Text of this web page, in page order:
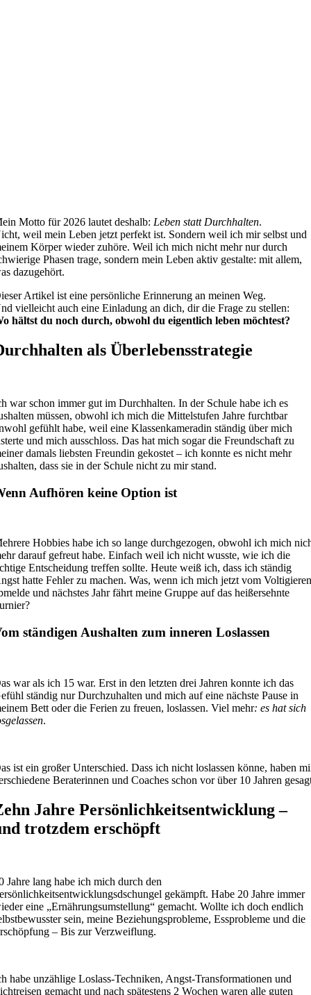
Motto für 2026 lautet deshalb: Leben statt Durchhalten.
weil mein Leben jetzt perfekt ist. Sondern weil ich mir selbst und
Körper wieder zuhöre. Weil ich mich nicht mehr nur durch
Phasen trage, sondern mein Leben aktiv gestalte: mit allem,
dazugehört.
Artikel ist eine persönliche Erinnerung an meinen Weg.
vielleicht auch eine Einladung an dich, dir die Frage zu stellen:
hältst du noch durch, obwohl du eigentlich leben möchtest?
als Überlebensstrategie
war schon immer gut im Durchhalten. In der Schule habe ich es
müssen, obwohl ich mich die Mittelstufen Jahre furchtbar
gefühlt habe, weil eine Klassenkameradin ständig über mich
und mich ausschloss. Das hat mich sogar die Freundschaft zu
damals liebsten Freundin gekostet – ich konnte es nicht mehr
dass sie in der Schule nicht zu mir stand.
Aufhören keine Option ist
Hobbies habe ich so lange durchgezogen, obwohl ich mich
darauf gefreut habe. Einfach weil ich nicht wusste, wie ich die
Entscheidung treffen sollte. Heute weiß ich, dass ich ständig
hatte Fehler zu machen. Was, wenn ich mich jetzt vom
und nächstes Jahr fährt meine Gruppe auf das heißersehnte
ständigen Aushalten zum inneren Loslassen
war als ich 15 war. Erst in den letzten drei Jahren konnte ich das
ständig nur Durchzuhalten und mich auf eine nächste Pause in
Bett oder die Ferien zu freuen, loslassen. Viel mehr: es hat sich
.
ist ein großer Unterschied. Dass ich nicht loslassen könne, haben
Beraterinnen und Coaches schon vor über 10 Jahren
Jahre Persönlichkeitsentwicklung –
trotzdem erschöpft
Jahre lang habe ich mich durch den
gekämpft. Habe 20 Jahre immer
eine „Ernährungsumstellung“ gemacht. Wollte ich doch endlich
sein, meine Beziehungsprobleme, Essprobleme und die
– Bis zur Verzweiflung.
habe unzählige Loslass-Techniken, Angst-Transformationen und
gemacht und nach spätestens 2 Wochen waren alle guten